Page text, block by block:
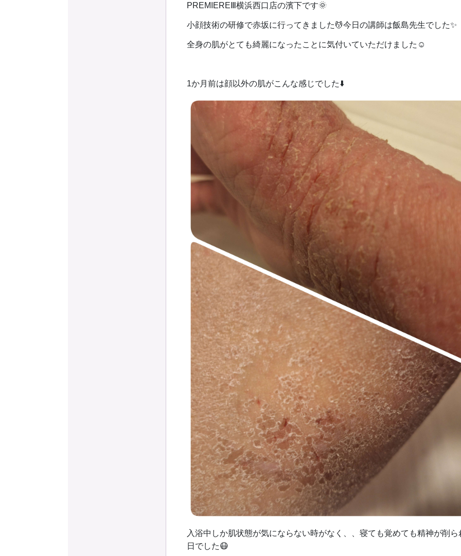
PREMIEREⅢ横浜西口店の濱下です🌞
小顔技術の研修で赤坂に行ってきました💆今日の講師は飯島先生でした✨
全身の肌がとても綺麗になったことに気付いていただけました☺️
1か月前は顔以外の肌がこんな感じでした⬇️
入浴中しか肌状態が気にならない時がなく、、寝ても覚めても精神が削ら
日でした😷